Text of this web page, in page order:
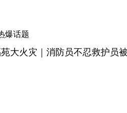
爆话题
大火灾｜消防员不忍救护员